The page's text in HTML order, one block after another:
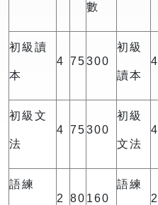
數
初級讀
本
4 75300
初級
讀本
4
初級文
法
4 75300
初級
文法
4
語練
2 80 160
語練
2